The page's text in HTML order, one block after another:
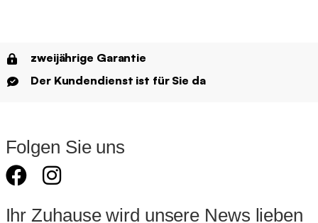
zweijährige Garantie
Der Kundendienst ist für Sie da
Folgen Sie uns
Ihr Zuhause wird unsere News lieben